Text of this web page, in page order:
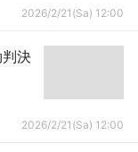
2026/2/21(Sa) 12:00
判決
2026/2/21(Sa) 12:00